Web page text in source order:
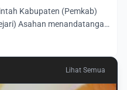
Kabupaten (Pemkab)
Asahan menandatangani
Lihat Semua